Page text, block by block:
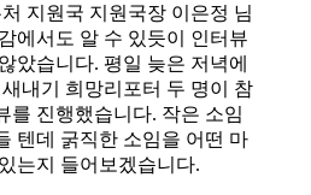
지원국 지원국장 이은정 님
에서도 알 수 있듯이 인터뷰
았습니다. 평일 늦은 저녁에
내기 희망리포터 두 명이 참
를 진행했습니다. 작은 소임
텐데 굵직한 소임을 어떤 마
는지 들어보겠습니다.